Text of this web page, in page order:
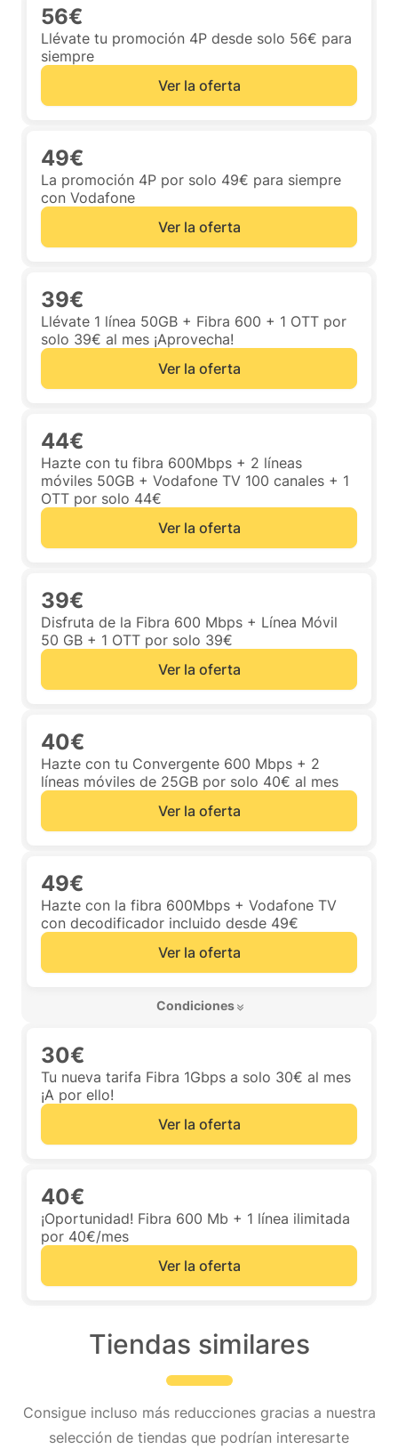
56€
Llévate tu promoción 4P desde solo 56€ para
siempre
Ver la oferta
49€
La promoción 4P por solo 49€ para siempre
con Vodafone
Ver la oferta
39€
Llévate 1 línea 50GB + Fibra 600 + 1 OTT por
solo 39€ al mes ¡Aprovecha!
Ver la oferta
44€
Hazte con tu fibra 600Mbps + 2 líneas
móviles 50GB + Vodafone TV 100 canales + 1
OTT por solo 44€
Ver la oferta
39€
Disfruta de la Fibra 600 Mbps + Línea Móvil
50 GB + 1 OTT por solo 39€
Ver la oferta
40€
Hazte con tu Convergente 600 Mbps + 2
líneas móviles de 25GB por solo 40€ al mes
Ver la oferta
49€
Hazte con la fibra 600Mbps + Vodafone TV
con decodificador incluido desde 49€
Ver la oferta
Condiciones
30€
Tu nueva tarifa Fibra 1Gbps a solo 30€ al mes
¡A por ello!
Ver la oferta
40€
¡Oportunidad! Fibra 600 Mb + 1 línea ilimitada
por 40€/mes
Ver la oferta
Tiendas similares
Consigue incluso más reducciones gracias a nuestra
selección de tiendas que podrían interesarte